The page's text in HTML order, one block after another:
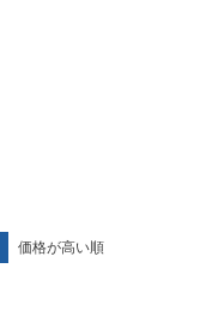
価格が高い順